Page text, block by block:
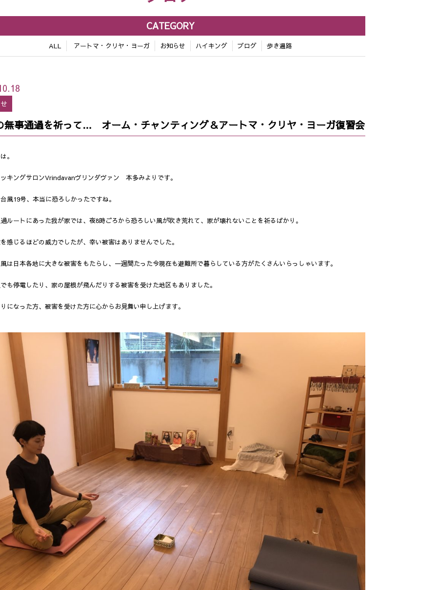
CATEGORY
ALL アートマ・クリヤ・ヨーガ お知らせ ハイキング ブログ 歩き遍路
無事通過を祈って… オーム・チャンティング＆アートマ・クリヤ・ヨーガ復習会
。
キングサロンVrindavanヴリンダヴァン 本多みよりです。
風19号、本当に恐ろしかったですね。
ルートにあった我が家では、夜8時ごろから恐ろしい風が吹き荒れて、家が壊れないことを祈るばかり。
感じるほどの威力でしたが、幸い被害はありませんでした。
は日本各地に大きな被害をもたらし、一週間たった今現在も避難所で暮らしている方がたくさんいらっしゃいます。
も停電したり、家の屋根が飛んだりする被害を受けた地区もありました。
になった方、被害を受けた方に心からお見舞い申し上げます。